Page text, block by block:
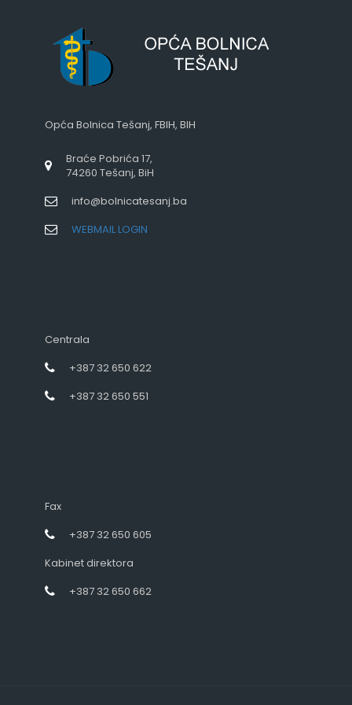
Opća Bolnica Tešanj, FBIH, BIH
Braće Pobrića 17,
74260 Tešanj, BiH
info@bolnicatesanj.ba
WEBMAIL LOGIN
Centrala
+387 32 650 622
+387 32 650 551
Fax
+387 32 650 605
Kabinet direktora
+387 32 650 662